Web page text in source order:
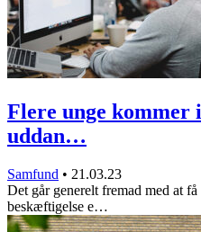
Flere unge kommer
uddan…
Samfund • 21.03.23
Det går generelt fremad med at
beskæftigelse e…